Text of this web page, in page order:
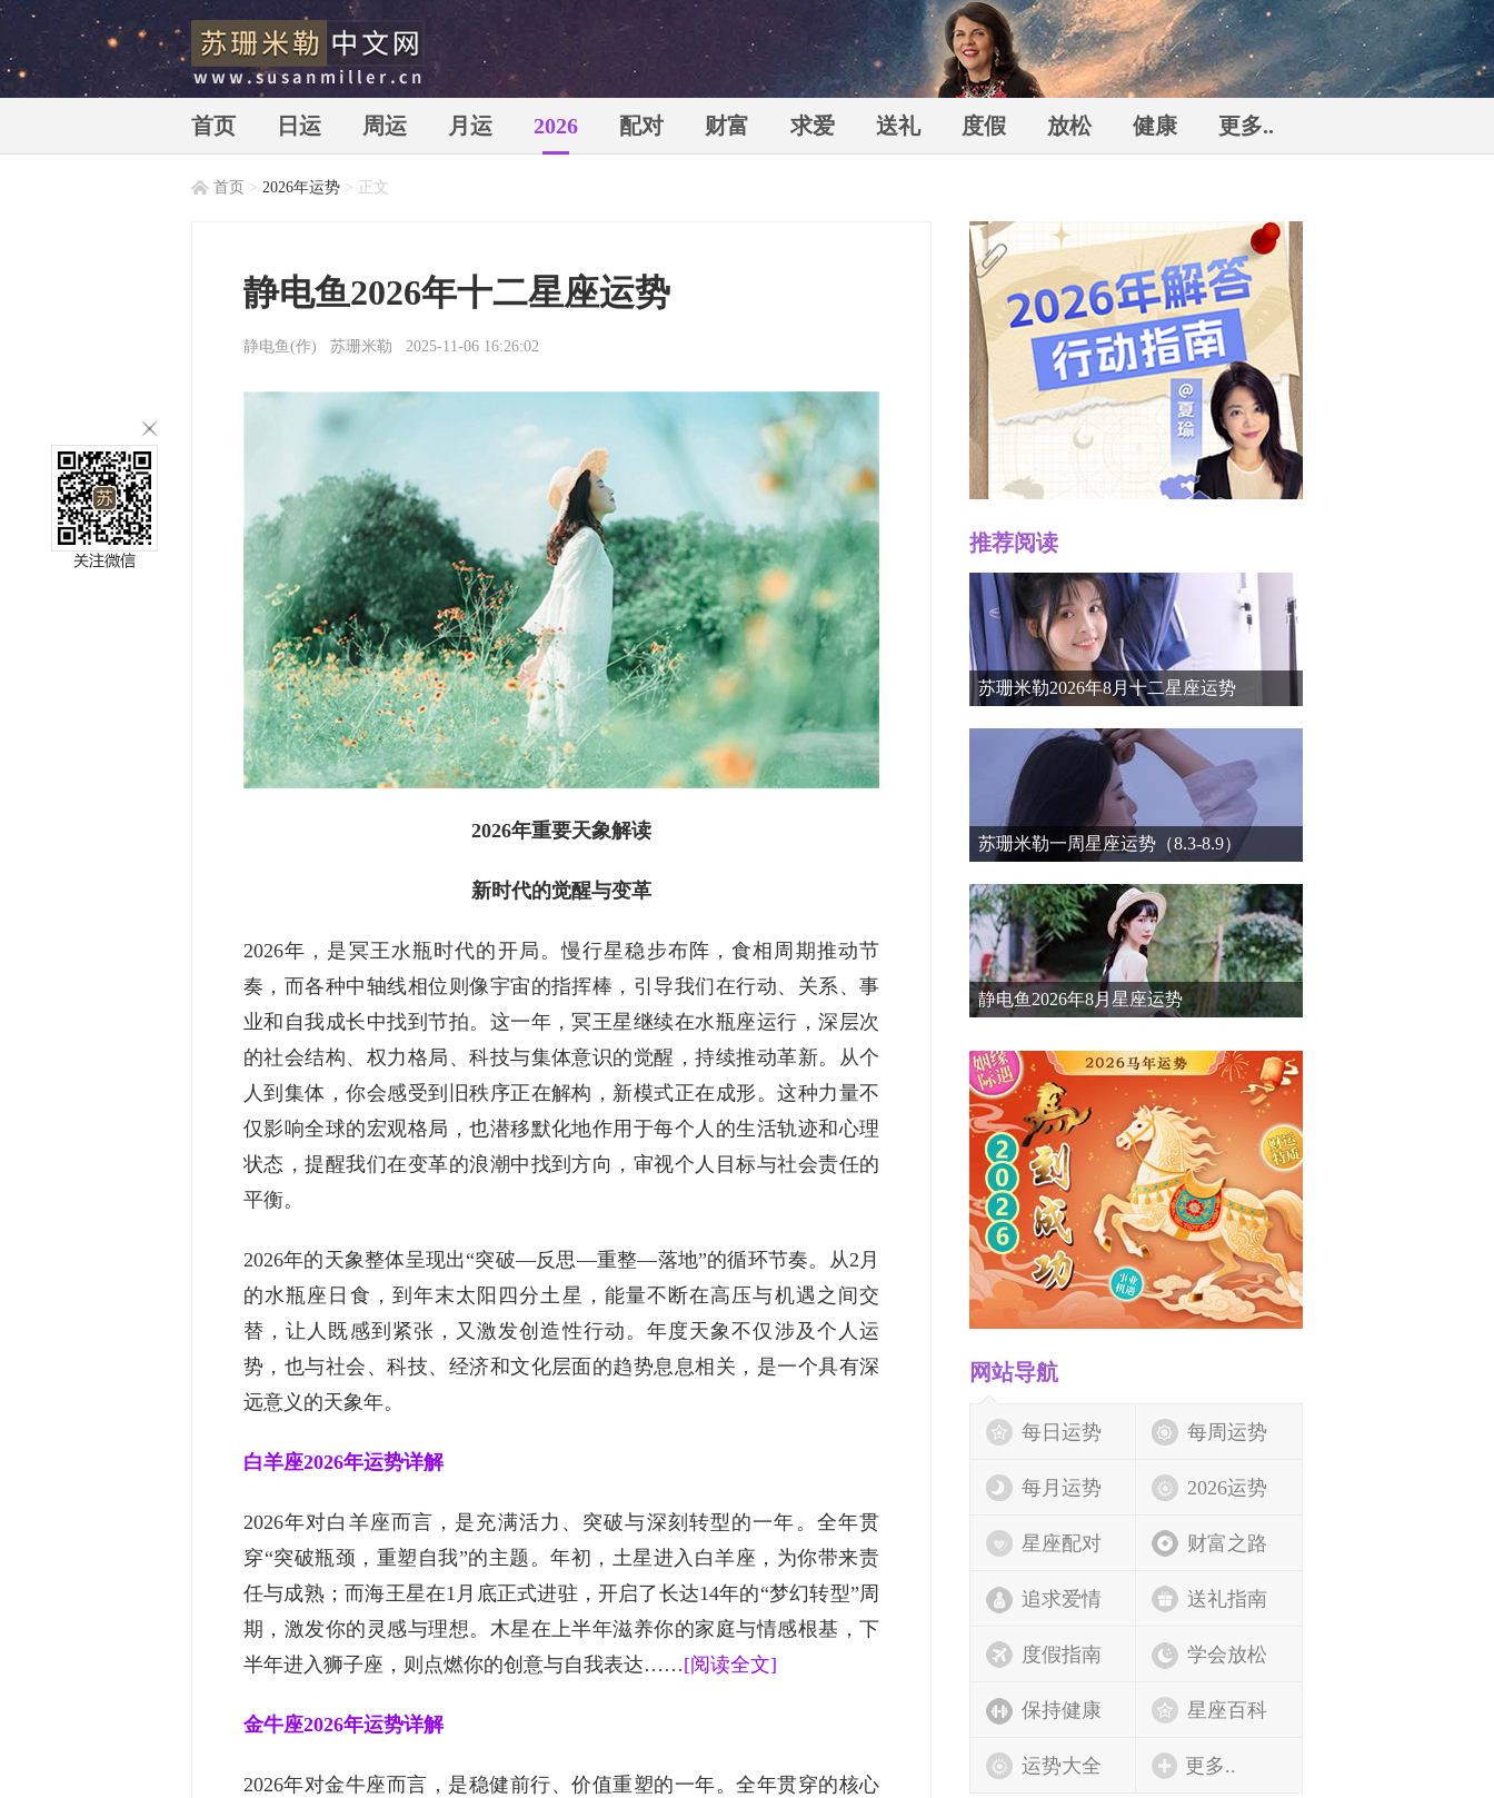
苏珊米勒
（Susan
Miller）个人
首页 日运 周运 月运 2026 配对 财富 求爱 送礼 度假 放松 健康 更多..
首页 > 2026年运势 > 正文
静电鱼2026年十二星座运势
静电鱼(作) 苏珊米勒 2025-11-06 16:26:02
2026年重要天象解读
新时代的觉醒与变革
2026年，是冥王水瓶时代的开局。慢行星稳步布阵，食相周期推动节
奏，而各种中轴线相位则像宇宙的指挥棒，引导我们在行动、关系、事
业和自我成长中找到节拍。这一年，冥王星继续在水瓶座运行，深层次
的社会结构、权力格局、科技与集体意识的觉醒，持续推动革新。从个
人到集体，你会感受到旧秩序正在解构，新模式正在成形。这种力量不
仅影响全球的宏观格局，也潜移默化地作用于每个人的生活轨迹和心理
状态，提醒我们在变革的浪潮中找到方向，审视个人目标与社会责任的
平衡。
2026年的天象整体呈现出“突破—反思—重整—落地”的循环节奏。从2月
的水瓶座日食，到年末太阳四分土星，能量不断在高压与机遇之间交
替，让人既感到紧张，又激发创造性行动。年度天象不仅涉及个人运
势，也与社会、科技、经济和文化层面的趋势息息相关，是一个具有深
远意义的天象年。
白羊座2026年运势详解
2026年对白羊座而言，是充满活力、突破与深刻转型的一年。全年贯
穿“突破瓶颈，重塑自我”的主题。年初，土星进入白羊座，为你带来责
任与成熟；而海王星在1月底正式进驻，开启了长达14年的“梦幻转型”周
期，激发你的灵感与理想。木星在上半年滋养你的家庭与情感根基，下
半年进入狮子座，则点燃你的创意与自我表达……[阅读全文]
金牛座2026年运势详解
2026年对金牛座而言，是稳健前行、价值重塑的一年。全年贯穿的核心
推荐阅读
苏珊米勒2026年8月十二星座运势
苏珊米勒一周星座运势（8.3-8.9）
静电鱼2026年8月星座运势
网站导航
每日运势 每周运势
每月运势 2026运势
星座配对 财富之路
追求爱情 送礼指南
度假指南 学会放松
保持健康 星座百科
运势大全 更多..